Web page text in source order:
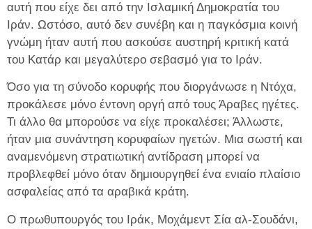
αυτή που είχε δει από την Ισλαμική Δημοκρατία του
Ιράν. Ωστόσο, αυτό δεν συνέβη και η παγκόσμια κοινή
γνώμη ήταν αυτή που ασκούσε αυστηρή κριτική κατά
του Κατάρ και μεγαλύτερο σεβασμό για το Ιράν.
Όσο για τη σύνοδο κορυφής που διοργάνωσε η Ντόχα,
προκάλεσε μόνο έντονη οργή από τους Άραβες ηγέτες.
Τι άλλο θα μπορούσε να είχε προκαλέσει; Άλλωστε,
ήταν μια συνάντηση κορυφαίων ηγετών. Μια σωστή και
αναμενόμενη στρατιωτική αντίδραση μπορεί να
προβλεφθεί μόνο όταν δημιουργηθεί ένα ενιαίο πλαίσιο
ασφαλείας από τα αραβικά κράτη.
Ο πρωθυπουργός του Ιράκ, Μοχάμεντ Σία αλ-Σουδάνι,